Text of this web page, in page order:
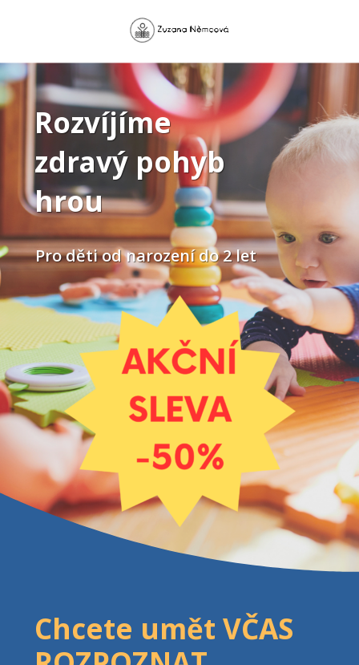
Rozvíjíme
zdravý pohyb
hrou
Pro děti od narození do 2 let
Chcete umět VČAS